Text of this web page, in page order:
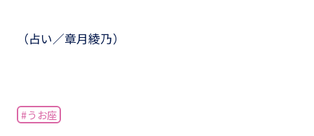
（占い／章月綾乃）
#うお座